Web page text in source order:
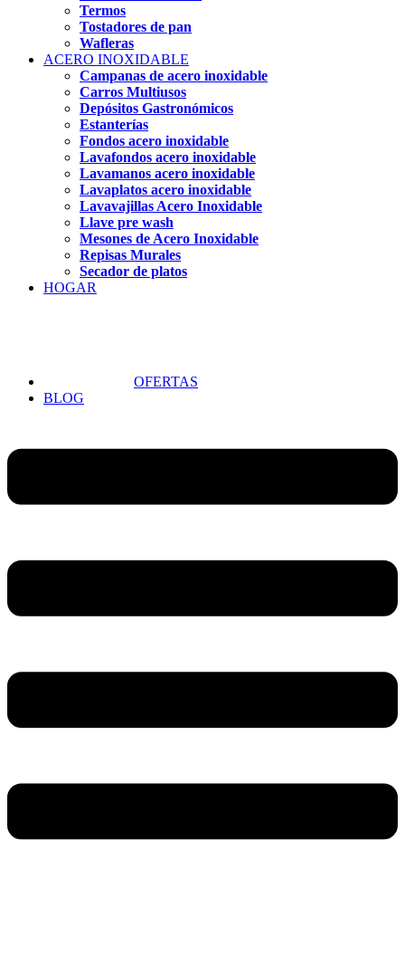
Termos
Tostadores de pan
Wafleras
ACERO INOXIDABLE
Campanas de acero inoxidable
Carros Multiusos
Depósitos Gastronómicos
Estanterías
Fondos acero inoxidable
Lavafondos acero inoxidable
Lavamanos acero inoxidable
Lavaplatos acero inoxidable
Lavavajillas Acero Inoxidable
Llave pre wash
Mesones de Acero Inoxidable
Repisas Murales
Secador de platos
HOGAR
OFERTAS
BLOG